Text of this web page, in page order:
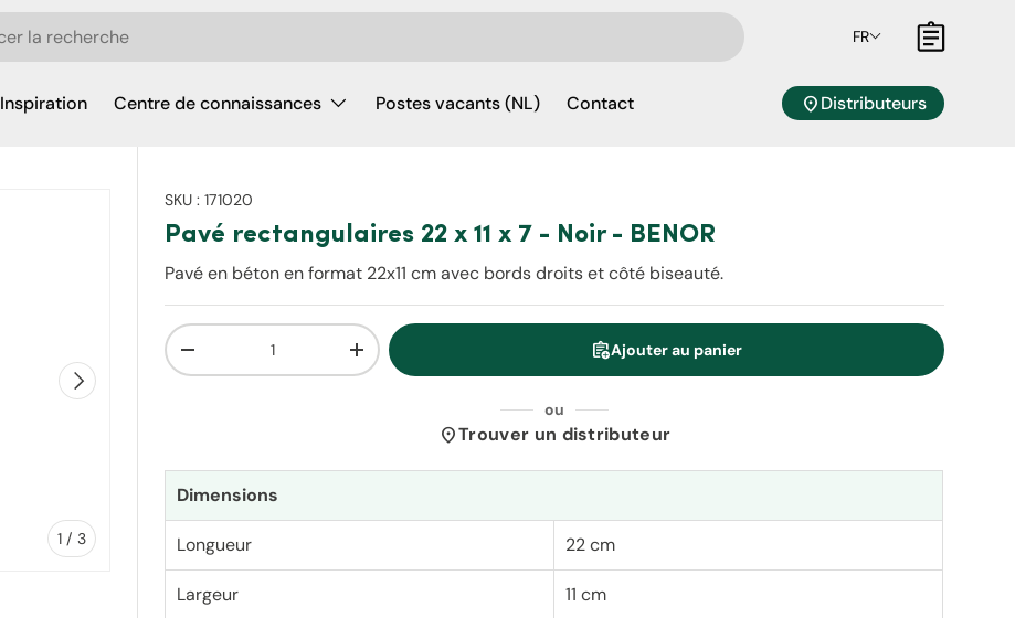
FR Panier
Inspiration Centre de connaissances Postes vacants (NL) Contact location_onDistributeurs
1 /de
3
Suivant
SKU : 171020
Pavé rectangulaires 22 x 11 x 7 - Noir - BENOR
Pavé en béton en format 22x11 cm avec bords droits et côté biseauté.
Qté
Diminuer la quantité
Augmenter la quantité assignment_addAjouter au panier
ou
location_onTrouver un distributeur
Dimensions
Longueur 22 cm
Largeur 11 cm